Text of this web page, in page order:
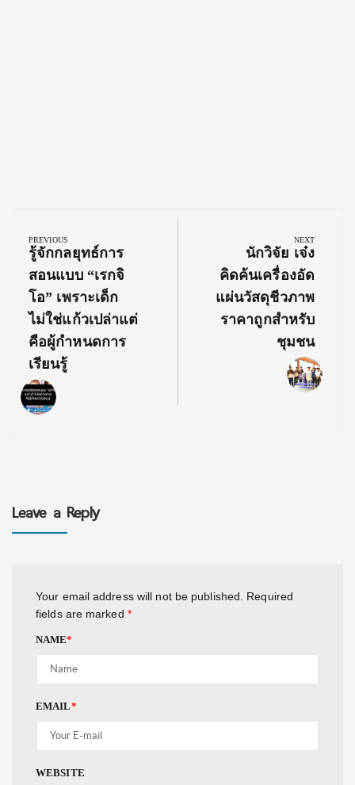
navigation
PREVIOUS
Previous
Post:
รู้จักกลยุทธ์การ
สอนแบบ “เรกจิ
โอ” เพราะเด็ก
ไม่ใช่แก้วเปล่าแต่
คือผู้กำหนดการ
เรียนรู้
NEXT
Next
Post:
นักวิจัย เจ๋ง
คิดค้นเครื่องอัด
แผ่นวัสดุชีวภาพ
ราคาถูกสำหรับ
ชุมชน
Leave a Reply
Your email address will not be published.
Required
fields are marked *
NAME*
EMAIL*
WEBSITE